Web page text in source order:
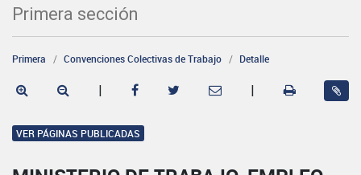
Primera sección
Primera Convenciones Colectivas de Trabajo Detalle
| |
VER PÁGINAS PUBLICADAS